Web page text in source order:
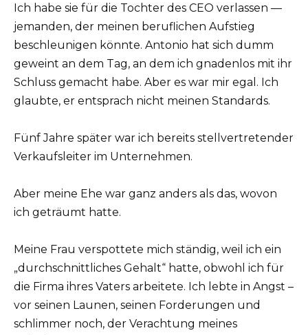
Ich habe sie für die Tochter des CEO verlassen —
jemanden, der meinen beruflichen Aufstieg
beschleunigen könnte. Antonio hat sich dumm
geweint an dem Tag, an dem ich gnadenlos mit ihr
Schluss gemacht habe. Aber es war mir egal. Ich
glaubte, er entsprach nicht meinen Standards.
Fünf Jahre später war ich bereits stellvertretender
Verkaufsleiter im Unternehmen.
Aber meine Ehe war ganz anders als das, wovon
ich geträumt hatte.
Meine Frau verspottete mich ständig, weil ich ein
„durchschnittliches Gehalt“ hatte, obwohl ich für
die Firma ihres Vaters arbeitete. Ich lebte in Angst –
vor seinen Launen, seinen Forderungen und
schlimmer noch, der Verachtung meines